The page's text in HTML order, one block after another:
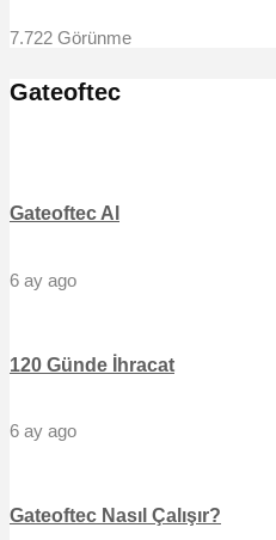
7.722 Görünme
Gateoftec
Gateoftec Al
6 ay ago
120 Günde İhracat
6 ay ago
Gateoftec Nasıl Çalışır?